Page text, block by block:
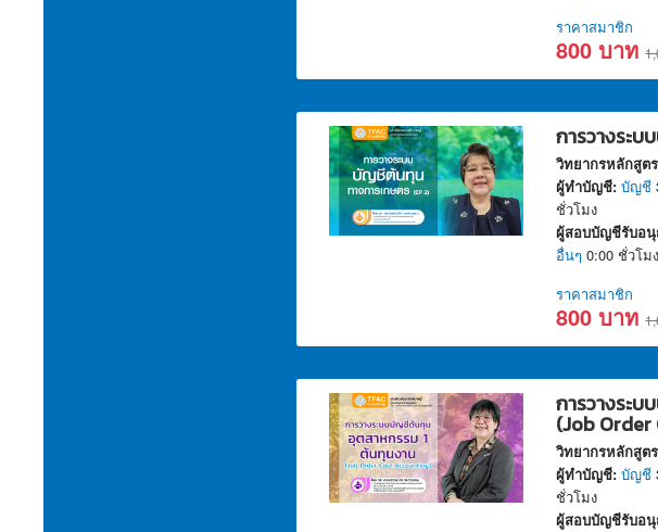
ราคาสมาชิก
800 บาท
การวางระ
วิทยากรหลักสูต
ผู้ทำบัญชี: บัญชี
ชั่วโมง
ผู้สอบบัญชีรับอ
อื่นๆ 0:00 ชั่วโมง
ราคาสมาชิก
800 บาท
การวางระ
(Job
วิทยากรหลักสูต
ผู้ทำบัญชี: บัญชี
ชั่วโมง
ผู้สอบบัญชีรับอ